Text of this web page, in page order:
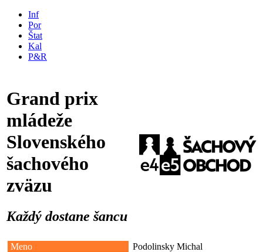
Inf
Por
Štat
Kal
P&R
Grand prix
mládeže
Slovenského
šachového
zväzu
Každý dostane šancu
Meno
Podolinsky Michal